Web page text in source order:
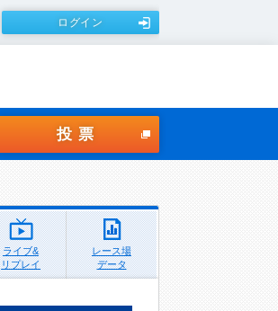
ログイン
投票
ライブ&
リプレイ
レース場
データ